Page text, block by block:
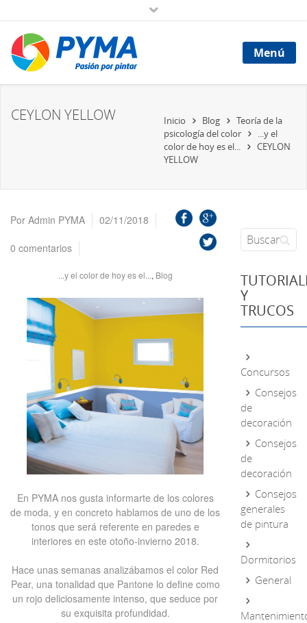
Menú
CEYLON YELLOW Inicio Blog
Teoría de la
psicología del color
...y el
color de hoy es el...
CEYLON
YELLOW
Por Admin PYMA 02/11/2018
0 comentarios
...y el color de hoy es el..., Blog
En PYMA nos gusta informarte de los colores
de moda, y en concreto hablamos de uno de los
tonos que será referente en paredes e
interiores en este otoño-invierno 2018.
Hace unas semanas analizábamos el color Red
Pear, una tonalidad que Pantone lo define como
un rojo deliciosamente intenso, que seduce por
su exquisita profundidad.
Y
TRUCOS
Concursos
Consejos
de
decoración
Consejos
de
decoración
Consejos
generales
de pintura
Dormitorios
General